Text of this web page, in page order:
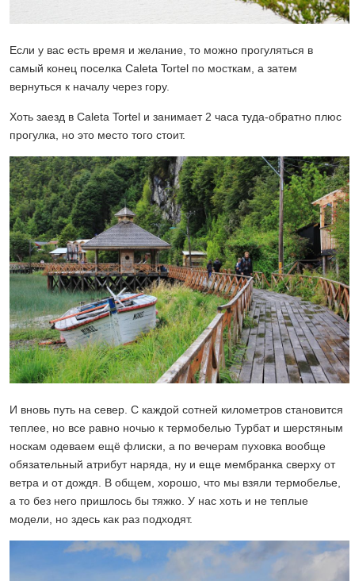
Если у вас есть время и желание, то можно прогуляться в
самый конец поселка Caleta Tortel по мосткам, а затем
вернуться к началу через гору.
Хоть заезд в Caleta Tortel и занимает 2 часа туда-обратно плюс
прогулка, но это место того стоит.
И вновь путь на север. С каждой сотней километров становится
теплее, но все равно ночью к термобелью Турбат и шерстяным
носкам одеваем ещё флиски, а по вечерам пуховка вообще
обязательный атрибут наряда, ну и еще мембранка сверху от
ветра и от дождя. В общем, хорошо, что мы взяли термобелье,
а то без него пришлось бы тяжко. У нас хоть и не теплые
модели, но здесь как раз подходят.